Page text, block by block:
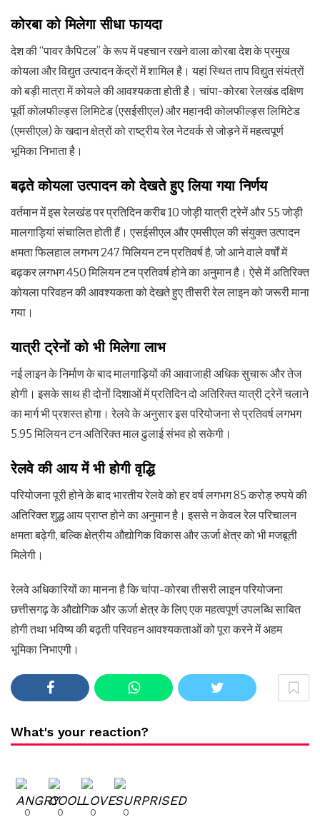
कोरबा को मिलेगा सीधा फायदा
देश की “पावर कैपिटल” के रूप में पहचान रखने वाला कोरबा देश के प्रमुख
कोयला और विद्युत उत्पादन केंद्रों में शामिल है। यहां स्थित ताप विद्युत संयंत्रों
को बड़ी मात्रा में कोयले की आवश्यकता होती है। चांपा-कोरबा रेलखंड दक्षिण
पूर्वी कोलफील्ड्स लिमिटेड (एसईसीएल) और महानदी कोलफील्ड्स लिमिटेड
(एमसीएल) के खदान क्षेत्रों को राष्ट्रीय रेल नेटवर्क से जोड़ने में महत्वपूर्ण
भूमिका निभाता है।
बढ़ते कोयला उत्पादन को देखते हुए लिया गया निर्णय
वर्तमान में इस रेलखंड पर प्रतिदिन करीब 10 जोड़ी यात्री ट्रेनें और 55 जोड़ी
मालगाड़ियां संचालित होती हैं। एसईसीएल और एमसीएल की संयुक्त उत्पादन
क्षमता फिलहाल लगभग 247 मिलियन टन प्रतिवर्ष है, जो आने वाले वर्षों में
बढ़कर लगभग 450 मिलियन टन प्रतिवर्ष होने का अनुमान है। ऐसे में अतिरिक्त
कोयला परिवहन की आवश्यकता को देखते हुए तीसरी रेल लाइन को जरूरी माना
गया।
यात्री ट्रेनों को भी मिलेगा लाभ
नई लाइन के निर्माण के बाद मालगाड़ियों की आवाजाही अधिक सुचारू और तेज
होगी। इसके साथ ही दोनों दिशाओं में प्रतिदिन दो अतिरिक्त यात्री ट्रेनें चलाने
का मार्ग भी प्रशस्त होगा। रेलवे के अनुसार इस परियोजना से प्रतिवर्ष लगभग
5.95 मिलियन टन अतिरिक्त माल ढुलाई संभव हो सकेगी।
रेलवे की आय में भी होगी वृद्धि
परियोजना पूरी होने के बाद भारतीय रेलवे को हर वर्ष लगभग 85 करोड़ रुपये की
अतिरिक्त शुद्ध आय प्राप्त होने का अनुमान है। इससे न केवल रेल परिचालन
क्षमता बढ़ेगी, बल्कि क्षेत्रीय औद्योगिक विकास और ऊर्जा क्षेत्र को भी मजबूती
मिलेगी।
रेलवे अधिकारियों का मानना है कि चांपा-कोरबा तीसरी लाइन परियोजना
छत्तीसगढ़ के औद्योगिक और ऊर्जा क्षेत्र के लिए एक महत्वपूर्ण उपलब्धि साबित
होगी तथा भविष्य की बढ़ती परिवहन आवश्यकताओं को पूरा करने में अहम
भूमिका निभाएगी।
What's your reaction?
0 0 0 0